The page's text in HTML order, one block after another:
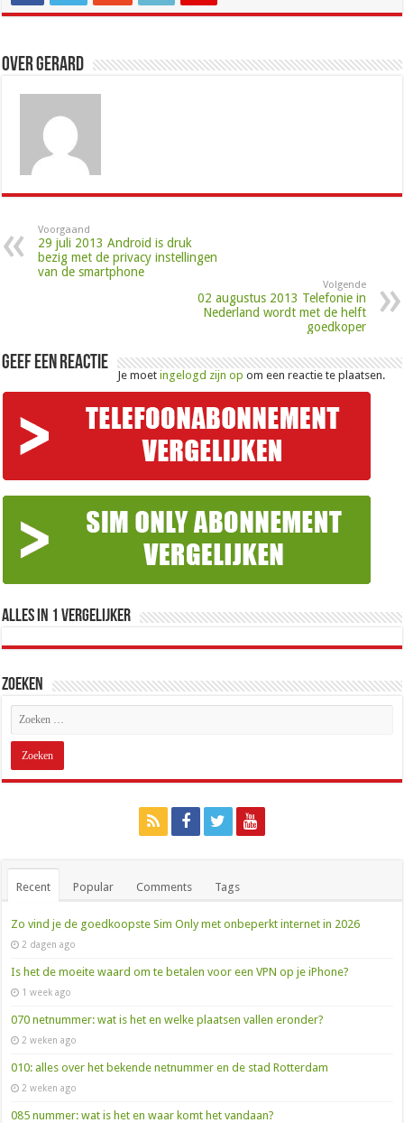
Over Gerard
Voorgaand
29 juli 2013 Android is druk
bezig met de privacy instellingen
van de smartphone
Volgende
02 augustus 2013 Telefonie in
Nederland wordt met de helft
goedkoper
Geef een reactie
Je moetingelogd zijn op om een reactie te plaatsen.
Alles in 1 Vergelijker
Zoeken
Recent Popular Comments Tags
Zo vind je de goedkoopste Sim Only met onbeperkt internet in 2026
2 dagen ago
Is het de moeite waard om te betalen voor een VPN op je iPhone?
1 week ago
070 netnummer: wat is het en welke plaatsen vallen eronder?
2 weken ago
010: alles over het bekende netnummer en de stad Rotterdam
2 weken ago
085 nummer: wat is het en waar komt het vandaan?